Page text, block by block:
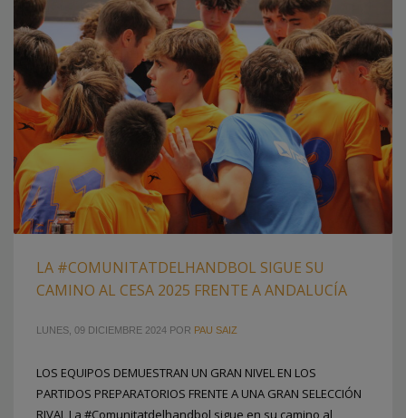
LA #COMUNITATDELHANDBOL SIGUE SU
CAMINO AL CESA 2025 FRENTE A ANDALUCÍA
LUNES, 09 DICIEMBRE 2024 POR PAU SAIZ
LOS EQUIPOS DEMUESTRAN UN GRAN NIVEL EN LOS
PARTIDOS PREPARATORIOS FRENTE A UNA GRAN SELECCIÓN
RIVAL La #Comunitatdelhandbol sigue en su camino al